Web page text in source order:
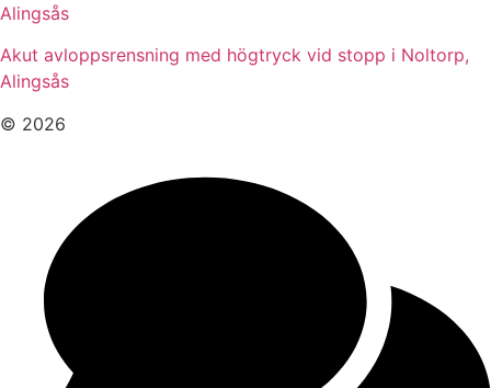
Alingsås
Akut avloppsrensning med högtryck vid stopp i Noltorp,
Alingsås
© 2026